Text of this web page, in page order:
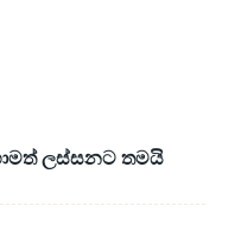
ලස්සනට තමයි